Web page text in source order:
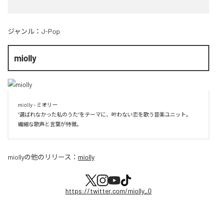
ジャンル： J-Pop
miolly
miolly - ミオリー
”選ばれなかった私のうた”をテーマに、叶わない恋を歌う音楽ユニット。
miollyの他のリリース： miolly
https://twitter.com/miolly_0